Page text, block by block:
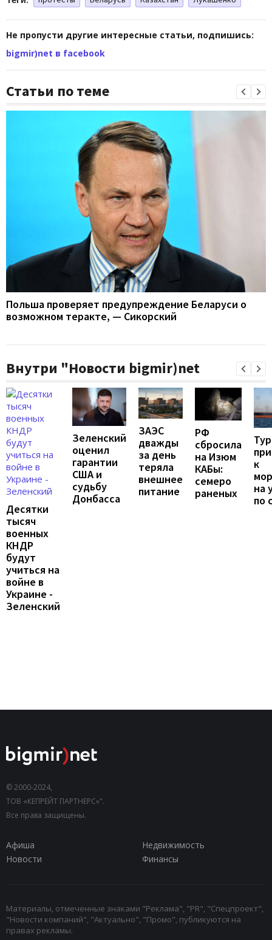
Не пропусти другие интересные статьи, подпишись:
bigmir)net в facebook
Статьи по теме
Польша проверяет предупреждение Беларуси о
возможном теракте, — Сикорский
Внутри "Новости bigmir)net
Десятки
тысяч
военных
КНДР
будут
учиться на
войне в
Украине -
Зеленский
Зеленский
оценил
гарантии
США и
судьбу
Донбасса
ЗАЭС
дважды
за день
теряла
внешнее
питание
РФ
сбросила
на Изюм
КАБы:
семеро
раненых
к
на
по
© 2000-2024,
ТОВ «КЕПРЕЙТ ПАРТНЕРС»".
Все права защищены.
Афиша
Недвижимость
Новости
Финансы
Материалы, отмеченные знаками "Реклама", "PR", "Спецпроект",
"Новости компаний", "Актуально", "Промо", публикуются на
правах рекламы.